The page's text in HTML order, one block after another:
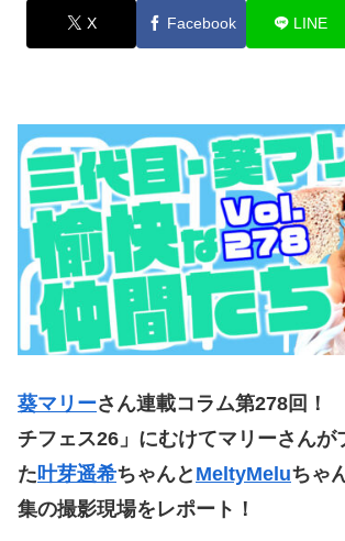
X Facebook LINE
葵マリーさん連載コラム第278回！
チフェス26」にむけてマリーさんが
た叶芽遥希ちゃんと MeltyMeluちゃ
集の撮影現場をレポート！